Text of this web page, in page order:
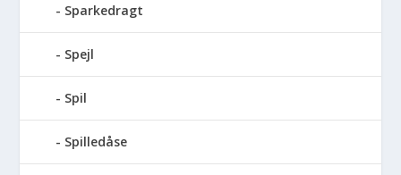
Sparkedragt
Spejl
Spil
Spilledåse